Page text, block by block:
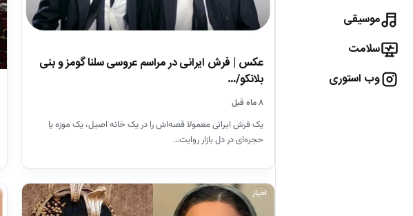
موسیقی
سلامت
وب استوری
عکس | فرش ایرانی در مراسم عروسی سلنا گومز و بنی
بلانکو/…
۸ ماه قبل
یک فرش ایرانی معمولا قصه‌اش را در یک خانه‌ اصیل، یک موزه یا
حجره‌ای در دل بازار روایت…
اخبار